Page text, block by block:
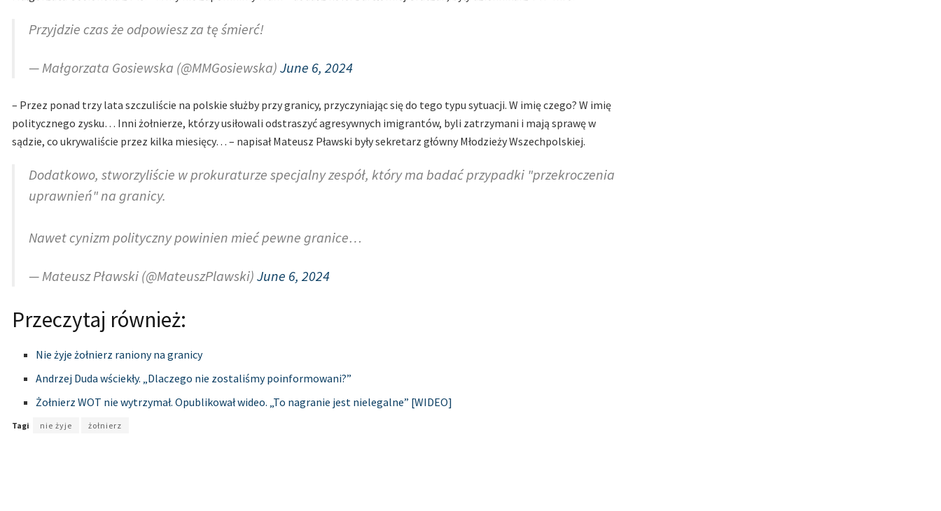
Przyjdzie czas że odpowiesz za tę śmierć!
— Małgorzata Gosiewska (@MMGosiewska) June 6, 2024
– Przez ponad trzy lata szczuliście na polskie służby przy granicy, przyczyniając się do tego typu sytuacji. W imię czego? W imię
politycznego zysku… Inni żołnierze, którzy usiłowali odstraszyć agresywnych imigrantów, byli zatrzymani i mają sprawę w
sądzie, co ukrywaliście przez kilka miesięcy… – napisał Mateusz Pławski były sekretarz główny Młodzieży Wszechpolskiej.
Dodatkowo, stworzyliście w prokuraturze specjalny zespół, który ma badać przypadki "przekroczenia
uprawnień" na granicy.
Nawet cynizm polityczny powinien mieć pewne granice…
— Mateusz Pławski (@MateuszPlawski) June 6, 2024
Przeczytaj również:
Nie żyje żołnierz raniony na granicy
Andrzej Duda wściekły. „Dlaczego nie zostaliśmy poinformowani?”
Żołnierz WOT nie wytrzymał. Opublikował wideo. „To nagranie jest nielegalne” [WIDEO]
Tagi nie żyje żołnierz